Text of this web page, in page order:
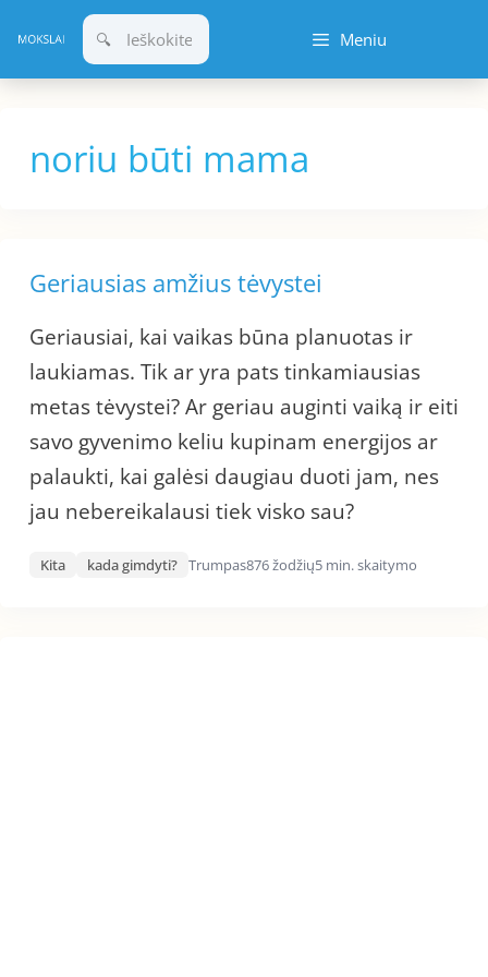
prie
turinio
Meniu
noriu būti mama
Geriausias amžius tėvystei
Geriausiai, kai vaikas būna planuotas ir
laukiamas. Tik ar yra pats tinkamiausias
metas tėvystei? Ar geriau auginti vaiką ir eiti
savo gyvenimo keliu kupinam energijos ar
palaukti, kai galėsi daugiau duoti jam, nes
jau nebereikalausi tiek visko sau?
Kita kada gimdyti? Trumpas876 žodžių5 min. skaitymo